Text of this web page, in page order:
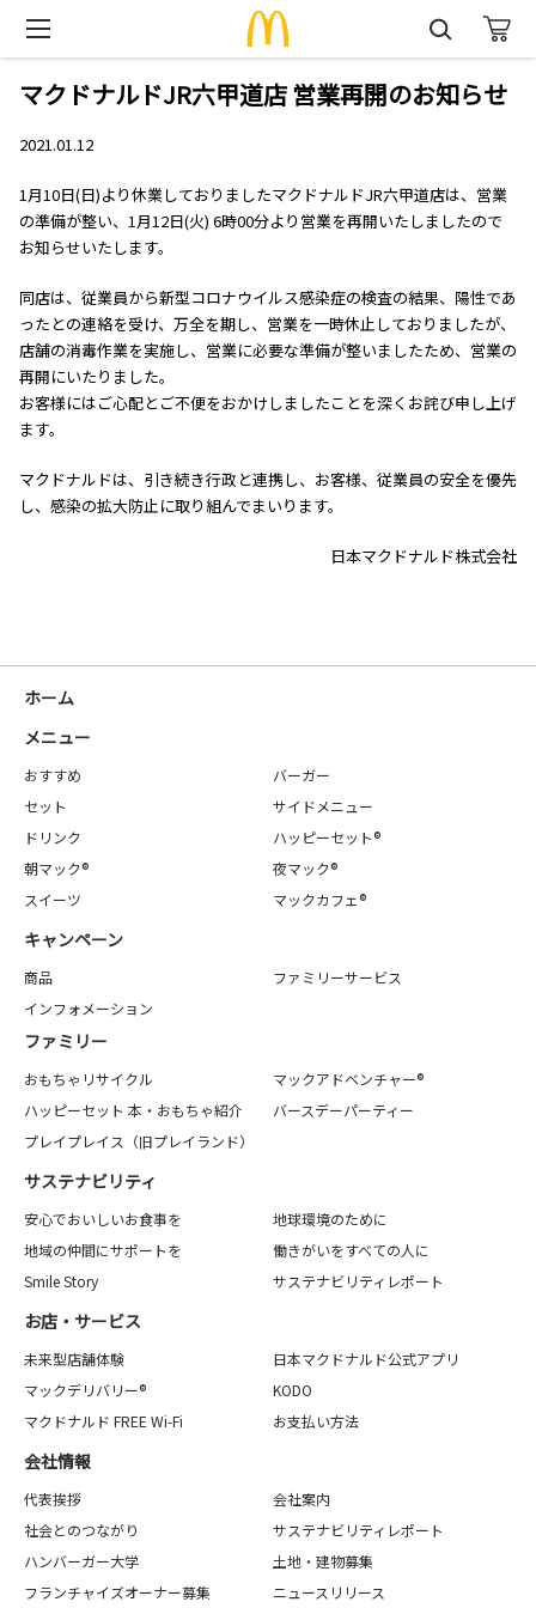
マクドナルドJR六甲道店 営業再開のお知らせ
2021.01.12
1月10日(日)より休業しておりましたマクドナルドJR六甲道店は、営業
の準備が整い、1月12日(火) 6時00分より営業を再開いたしましたので
お知らせいたします。
同店は、従業員から新型コロナウイルス感染症の検査の結果、陽性であ
ったとの連絡を受け、万全を期し、営業を一時休止しておりましたが、
店舗の消毒作業を実施し、営業に必要な準備が整いましたため、営業の
再開にいたりました。
お客様にはご心配とご不便をおかけしましたことを深くお詫び申し上げ
ます。
マクドナルドは、引き続き行政と連携し、お客様、従業員の安全を優先
し、感染の拡大防止に取り組んでまいります。
日本マクドナルド株式会社
ホーム
メニュー
おすすめ
バーガー
セット
サイドメニュー
ドリンク
ハッピーセット®
朝マック®
夜マック®
スイーツ
マックカフェ®
キャンペーン
商品
ファミリーサービス
インフォメーション
ファミリー
おもちゃリサイクル
マックアドベンチャー®
ハッピーセット 本・おもちゃ紹介
バースデーパーティー
プレイプレイス（旧プレイランド）
サステナビリティ
安心でおいしいお食事を
地球環境のために
地域の仲間にサポートを
働きがいをすべての人に
Smile Story
サステナビリティレポート
お店・サービス
未来型店舗体験
日本マクドナルド公式アプリ
マックデリバリー®
KODO
マクドナルド FREE Wi-Fi
お支払い方法
会社情報
代表挨拶
会社案内
社会とのつながり
サステナビリティレポート
ハンバーガー大学
土地・建物募集
フランチャイズオーナー募集
ニュースリリース